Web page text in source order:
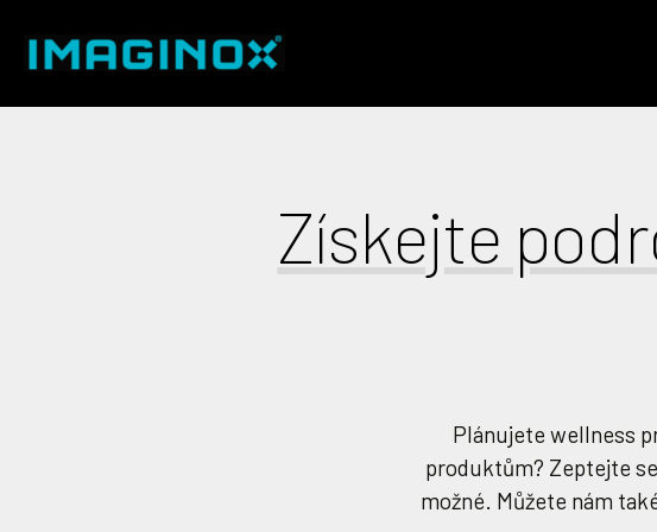
Získejte
Plánujete wellness
produktům? Zeptejte
možné. Můžete nám